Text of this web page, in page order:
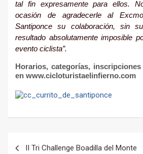
tal fin expresamente para ellos.
ocasión de agradecerle al
Santiponce su colaboración, sin
resultado absolutamente imposible
evento ciclista”.
Horarios, categorías,
en www.cicloturistaelinfierno.com
II Tri Challenge Boadilla del Monte